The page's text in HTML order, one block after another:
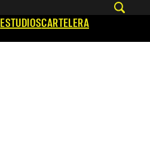
ESTUDIOSCARTELERA